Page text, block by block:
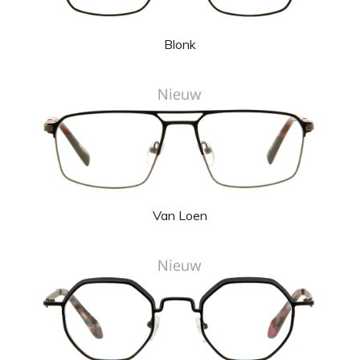
Blonk
Van Loen